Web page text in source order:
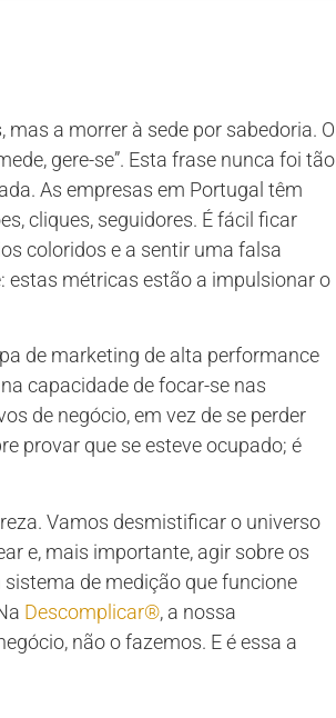
a morrer à sede por sabedoria. O
gere-se”. Esta frase nunca foi tão
As empresas em Portugal têm
cliques, seguidores. É fácil ficar
coloridos e a sentir uma falsa
estas métricas estão a impulsionar o
de marketing de alta performance
capacidade de focar-se nas
de negócio, em vez de se perder
provar que se esteve ocupado; é
Vamos desmistificar o universo
e, mais importante, agir sobre os
de medição que funcione
Descomplicar®, a nossa
não o fazemos. E é essa a